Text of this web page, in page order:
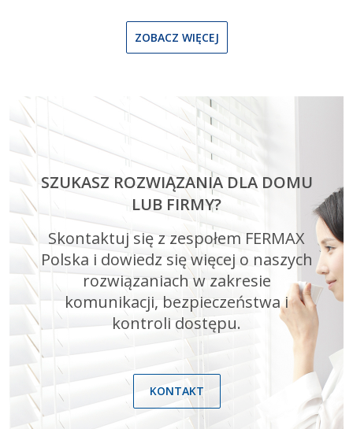
ZOBACZ WIĘCEJ
SZUKASZ ROZWIĄZANIA DLA DOMU
LUB FIRMY?
Skontaktuj się z zespołem FERMAX
Polska i dowiedz się więcej o naszych
rozwiązaniach w zakresie
komunikacji, bezpieczeństwa i
kontroli dostępu.
KONTAKT